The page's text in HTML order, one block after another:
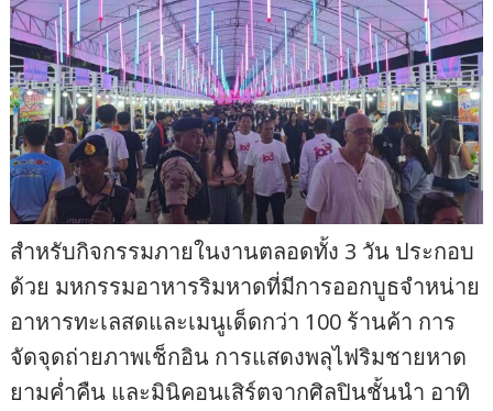
สำหรับกิจกรรมภายในงานตลอดทั้ง 3 วัน ประกอบ
ด้วย มหกรรมอาหารริมหาดที่มีการออกบูธจำหน่าย
อาหารทะเลสดและเมนูเด็ดกว่า 100 ร้านค้า การ
จัดจุดถ่ายภาพเช็กอิน การแสดงพลุไฟริมชายหาด
ยามค่ำคืน และมินิคอนเสิร์ตจากศิลปินชั้นนำ อาทิ